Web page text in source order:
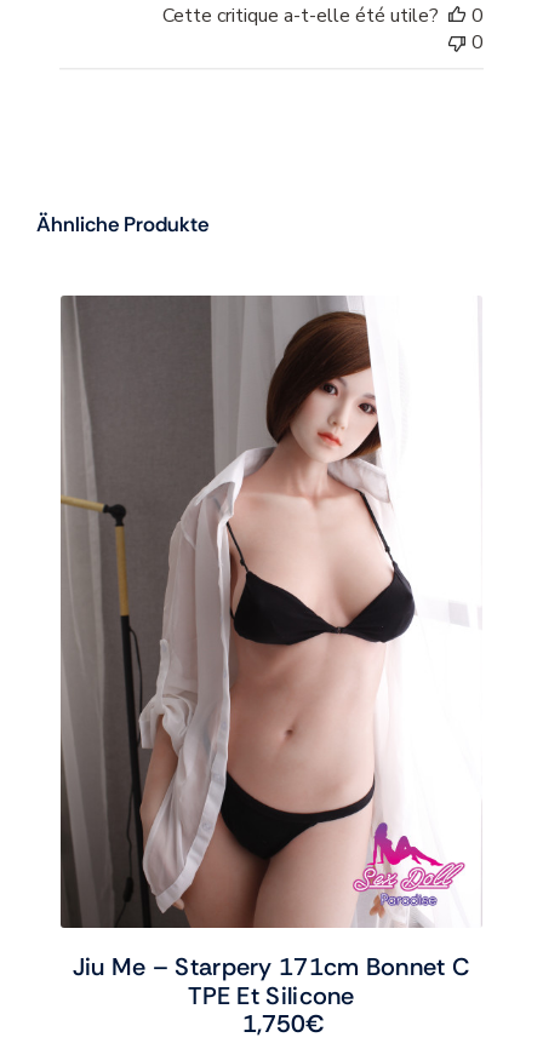
Cette critique a-t-elle été utile?
0
0
Ähnliche Produkte
Jiu Me – Starpery 171cm Bonnet C
TPE Et Silicone
1,750€